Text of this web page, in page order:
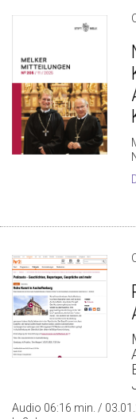
Audio 06:16 min. /